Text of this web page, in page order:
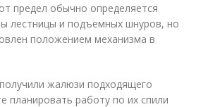
предел обычно определяется
лестницы и подъемных шнуров, но
положением механизма в
жалюзи подходящего
планировать работу по их спили